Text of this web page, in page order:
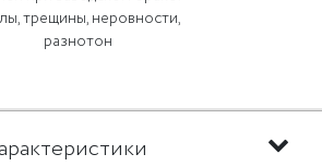
трещины, неровности,
разнотон